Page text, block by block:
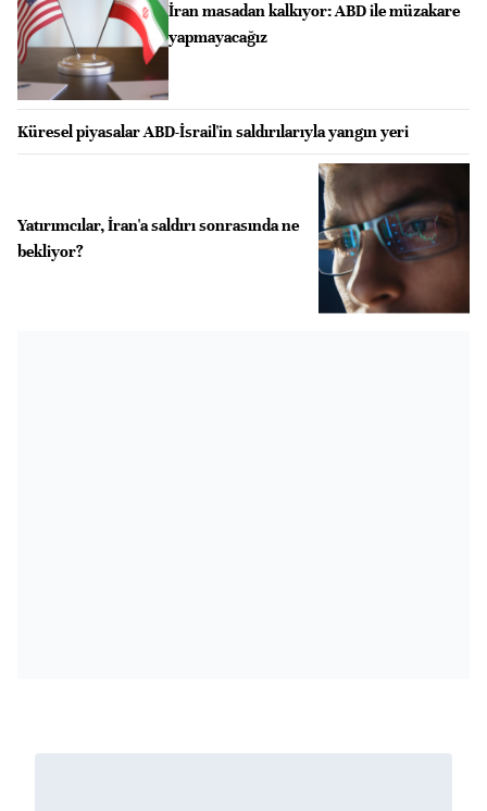
İran masadan kalkıyor: ABD ile müzakare
yapmayacağız
Küresel piyasalar ABD-İsrail'in saldırılarıyla yangın yeri
Yatırımcılar, İran'a saldırı sonrasında ne
bekliyor?